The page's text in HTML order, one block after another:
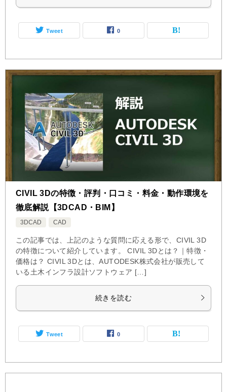
Tweet 0
CIVIL 3Dの特徴・評判・口コミ・料金・動作環境を
徹底解説【3DCAD・BIM】
3DCAD CAD
この記事では、上記のような質問に応える形で、CIVIL 3D
の特徴について紹介しています。 CIVIL 3Dとは？｜特徴・
価格は？ CIVIL 3Dとは、AUTODESK株式会社が販売して
いる土木インフラ設計ソフトウェア […]
続きを読む
Tweet 0